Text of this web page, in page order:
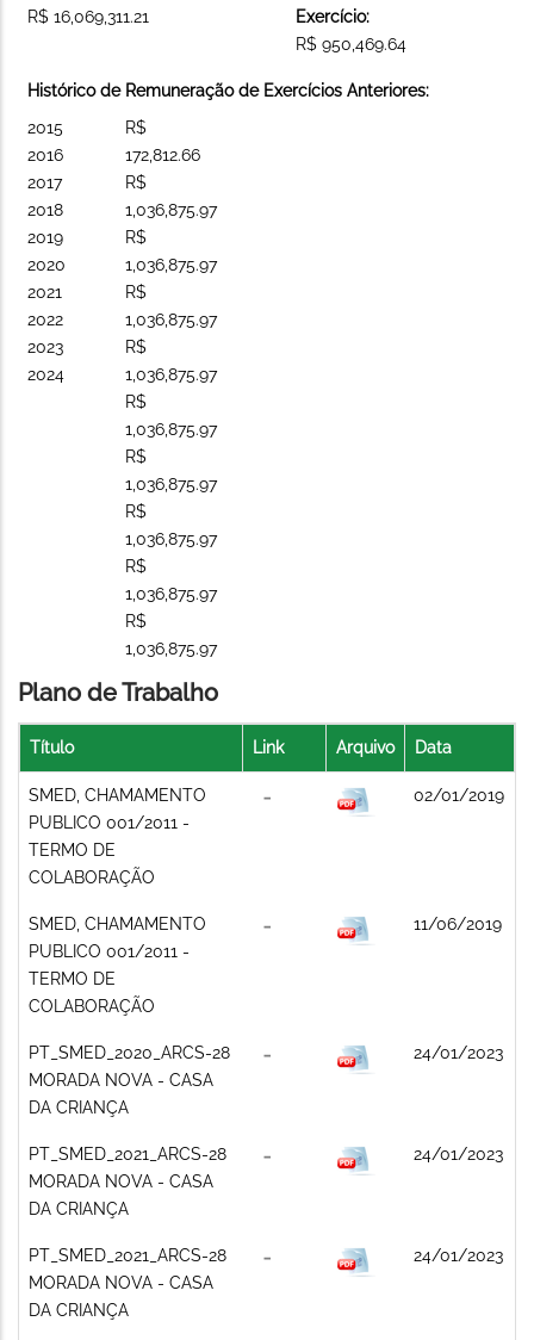
R$ 16,069,311.21
Exercício:
R$ 950,469.64
Histórico de Remuneração de Exercícios Anteriores:
2015
2016
2017
2018
2019
2020
2021
2022
2023
2024
R$
172,812.66
R$
1,036,875.97
R$
1,036,875.97
R$
1,036,875.97
R$
1,036,875.97
R$
1,036,875.97
R$
1,036,875.97
R$
1,036,875.97
R$
1,036,875.97
R$
1,036,875.97
Plano de Trabalho
Título Link Arquivo Data
SMED, CHAMAMENTO
PUBLICO 001/2011 -
TERMO DE
COLABORAÇÃO
02/01/2019
SMED, CHAMAMENTO
PUBLICO 001/2011 -
TERMO DE
COLABORAÇÃO
11/06/2019
PT_SMED_2020_ARCS-28
MORADA NOVA - CASA
DA CRIANÇA
24/01/2023
PT_SMED_2021_ARCS-28
MORADA NOVA - CASA
DA CRIANÇA
24/01/2023
PT_SMED_2021_ARCS-28
MORADA NOVA - CASA
DA CRIANÇA
24/01/2023